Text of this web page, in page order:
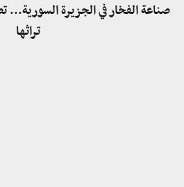
صناعة الفخار في الجزيرة
تراثها